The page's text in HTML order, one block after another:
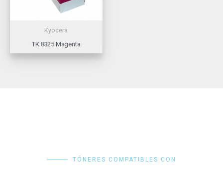
Kyocera
TK 8325 Magenta
TÓNERES COMPATIBLES CON